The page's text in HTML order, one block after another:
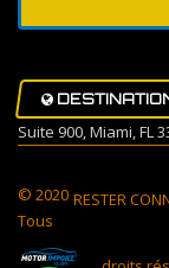
Suite 900, Miami, FL
RESTER
© 2020
Tous